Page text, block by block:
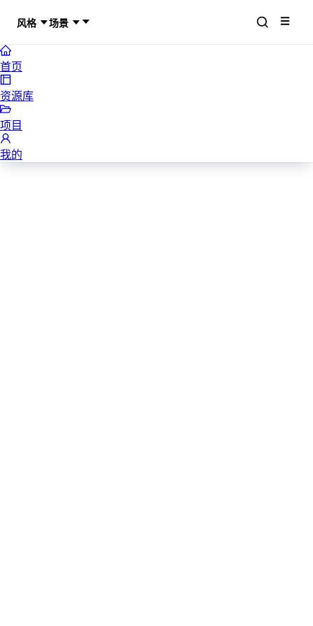
风格 场景
首页
资源库
项目
我的